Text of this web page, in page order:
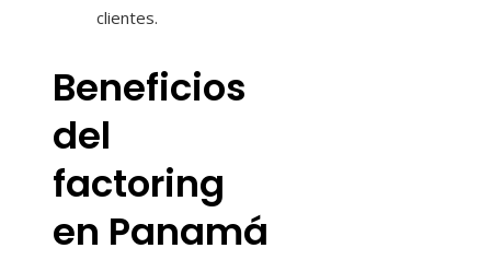
clientes.
Beneficios
del
factoring
en Panamá